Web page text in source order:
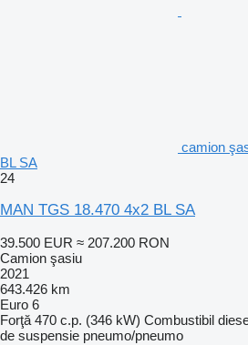
camion
BL SA
24
MAN TGS 18.470 4x2 BL SA
39.500 EUR ≈ 207.200 RON
Camion şasiu
2021
643.426 km
Euro 6
Forţă 470 c.p. (346 kW) Combustibil
de suspensie pneumo/pneumo